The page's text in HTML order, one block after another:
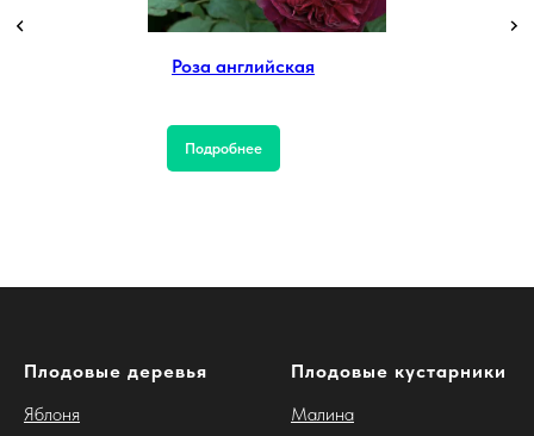
Роза английская
Подробнее
Плодовые деревья
Яблоня
Плодовые кустарники
Малина